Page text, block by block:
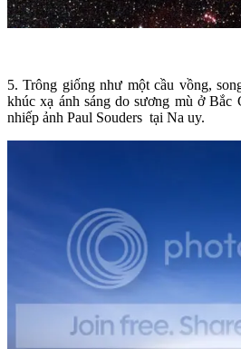
5. Trông giống như một cầu vồng,
khúc xạ ánh sáng do sương mù ở Bắc
nhiếp ảnh Paul Souders tại Na uy.